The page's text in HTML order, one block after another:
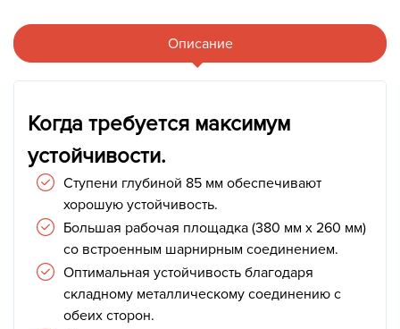
Описание
Когда требуется максимум
устойчивости.
Ступени глубиной 85 мм обеспечивают
хорошую устойчивость.
Большая рабочая площадка (380 мм x 260 мм)
со встроенным шарнирным соединением.
Оптимальная устойчивость благодаря
складному металлическому соединению с
обеих сторон.